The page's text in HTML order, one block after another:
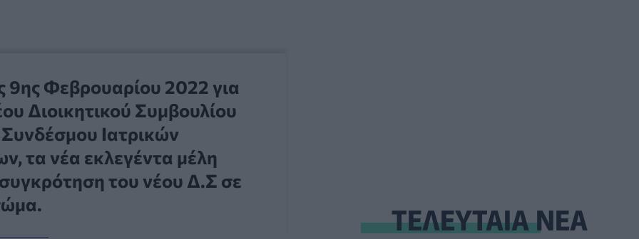
9ης Φεβρουαρίου 2022 για
Διοικητικού Συμβουλίου
Ιατρικών
τα νέα εκλεγέντα μέλη
του νέου Δ.Σ σε
ΤΕΛΕΥΤΑΙΑ ΝΕΑ